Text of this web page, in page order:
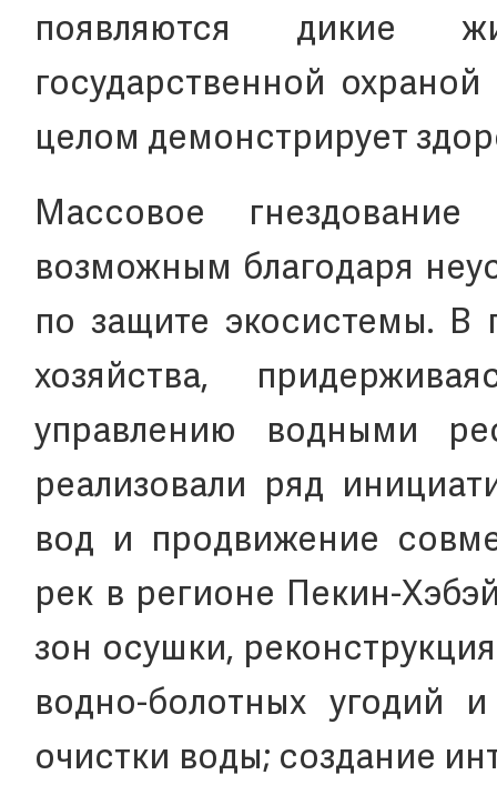
появляются дикие
государственной
целом демонстрирует
Массовое
возможным благодаря
по защите экосистемы. В
хозяйства,
управлению водными
реализовали ряд
вод и продвижение
рек в регионе Пекин-
зон осушки,
водно-болотных угодий
очистки воды; создание